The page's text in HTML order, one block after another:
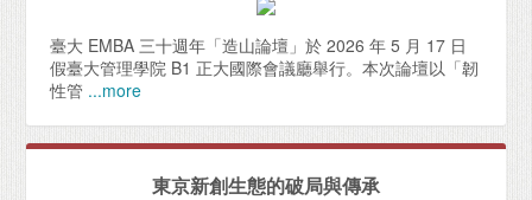
臺大 EMBA 三十週年「造山論壇」於 2026 年 5 月 17 日
假臺大管理學院 B1 正大國際會議廳舉行。本次論壇以「韌
性管 ...more
東京新創生態的破局與傳承